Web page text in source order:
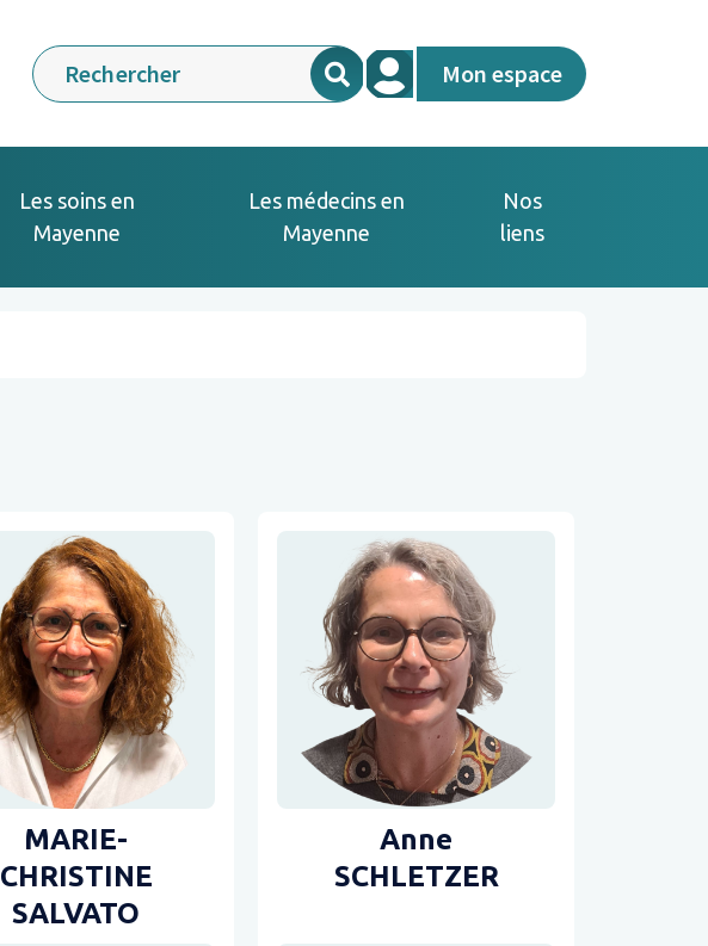
Rechercher Mon espace
Les soins en
Mayenne
Les médecins en
Mayenne
Nos
liens
MARIE-
CHRISTINE
SALVATO
Anne
SCHLETZER